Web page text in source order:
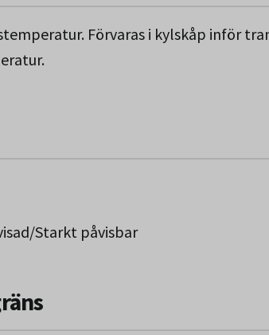
Förvaras i kylskåp inför
Starkt påvisbar